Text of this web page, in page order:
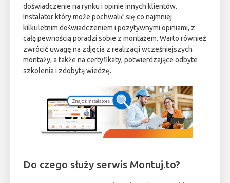
doświadczenie na rynku i opinie innych klientów.
Instalator który może pochwalić się co najmniej
kilkuletnim doświadczeniem i pozytywnymi opiniami, z
całą pewnością poradzi sobie z montażem. Warto również
zwrócić uwagę na zdjęcia z realizacji wcześniejszych
montaży, a także na certyfikaty, potwierdzające odbyte
szkolenia i zdobytą wiedzę.
Do czego służy serwis Montuj.to?